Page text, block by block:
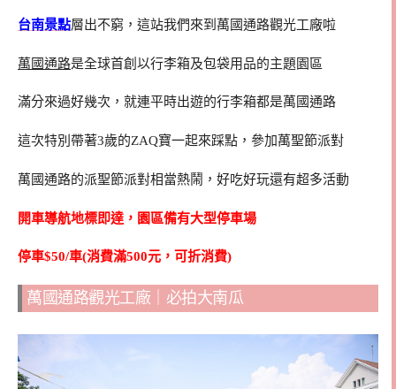
台南景點層出不窮，這站我們來到萬國通路觀光工廠啦
萬國通路是全球首創以行李箱及包袋用品的主題園區
滿分來過好幾次，就連平時出遊的行李箱都是萬國通路
這次特別帶著3歲的ZAQ寶一起來踩點，參加萬聖節派對
萬國通路的派聖節派對相當熱鬧，好吃好玩還有超多活動
開車導航地標即達，園區備有大型停車場
停車$50/車(消費滿500元，可折消費)
萬國通路觀光工廠｜必拍大南瓜